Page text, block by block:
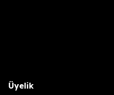
Üyelik